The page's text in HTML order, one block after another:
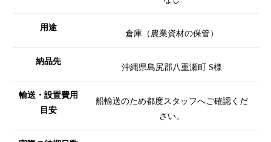
用途
倉庫（農業資材の保管）
納品先
沖縄県島尻郡八重瀬町 S様
輸送・設置費用
目安
船輸送のため都度スタッフへご確認くだ
さい。